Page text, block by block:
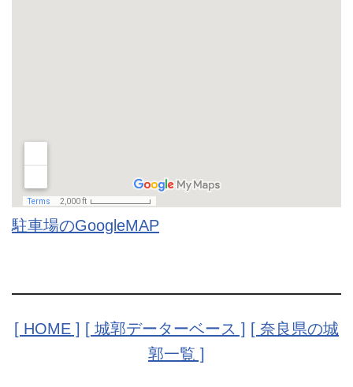
駐車場のGoogleMAP
[ HOME ] [ 城郭データーベース ] [ 奈良県の城
郭一覧 ]